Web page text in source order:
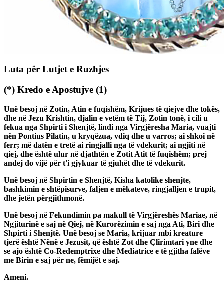
Biza e Ruzhjes
Nëse nuk keni biza ruzhje, është plotësisht e lejuar të numroni me
gishtat tuaj. Numërimi i bizave liron mendjen tuaj për t'u ndihmuar
Luta për Lutjet e Ruzhjes
(*) Kredo e Apostujve (1)
Unë besoj në Zotin, Atin e fuqishëm, Krijues të qiejve dhe tokës,
dhe në Jezu Krishtin, djalin e vetëm të Tij, Zotin tonë, i cili u
fekua nga Shpirti i Shenjtë, lindi nga Virgjëresha Maria, vuajti
nën Pontius Pilatin, u kryqëzua, vdiq dhe u varros; ai shkoi në
ferr; më datën e tretë ai ringjalli nga të vdekurit; ai ngjiti në
qiej, dhe është ulur në djathtën e Zotit Atit të fuqishëm; prej
andej do vijë për t'i gjykuar të gjuhët dhe të vdekurit.
Unë besoj në Shpirtin e Shenjtë, Kisha katolike shenjte,
bashkimin e shtëpisurve, faljen e mëkateve, ringjalljen e trupit,
dhe jetën përgjithmonë.
Unë besoj në Fekundimin pa makull të Virgjëreshës Mariae, në
Ngjiturinë e saj në Qiej, në Kurorëzimin e saj nga Ati, Biri dhe
Shpirti i Shenjtë. Unë besoj se Maria, krijuar mbi kreature
tjerë është Nënë e Jezusit, që është Zot dhe Çlirimtari yne dhe
se ajo është Co-Redemptrixe dhe Mediatrice e të gjitha falëve
me Birin e saj për ne, fëmijët e saj.
Ameni.